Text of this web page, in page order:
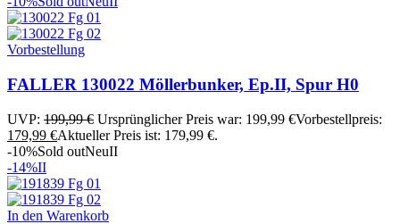
Vorbestellung
FALLER 130022 Möllerbunker, Ep.II, Spur H0
UVP: 199,99€ Ursprünglicher Preis war: 199,99 €Vorbestellpreis:
179,99 €Aktueller Preis ist: 179,99 €.
-10%Sold outNeuII
-14%II
In den Warenkorb